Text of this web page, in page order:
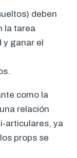
deben
la tarea
y ganar el
como la
relación
articulares, ya
props se